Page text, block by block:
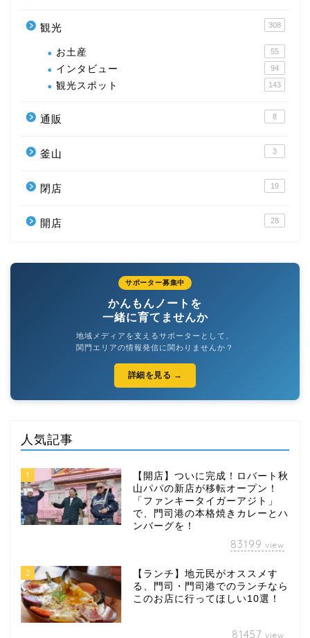
観光 308
お土産 55
インタビュー 94
観光スポット 143
通販 8
釜山 3
閉店 19
開店 28
サポーター募集中
かんもんノートを
一緒に育てませんか
地域メディアを支えるサポーターとして、
関門エリアの情報発信に関わりませんか？
詳細を見る →
人気記事
1
【開店】ついに完成！ロバート秋
山パパの新店が移転オープン！
「ファンキータイガーアジト」
で、門司港の本格焼きカレーとハ
ンバーグを！
83199 view
2
【ランチ】地元民がオススメす
る、門司・門司港でのランチなら
このお店に行ってほしい10選！
81457 view